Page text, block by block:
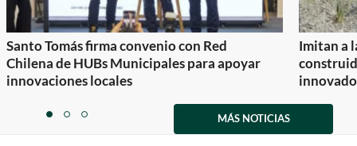
Santo Tomás firma convenio con Red
Chilena de HUBs Municipales para apoyar
innovaciones locales
Imitan a
itemitemitem
MÁS NOTICIAS